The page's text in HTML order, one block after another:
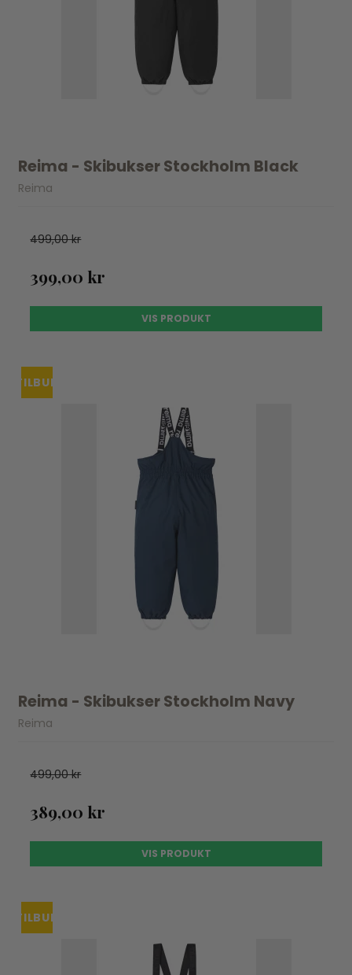
Reima - Skibukser Stockholm Black
Reima
499,00 kr
399,00 kr
VIS PRODUKT
TILBUD
Reima - Skibukser Stockholm Navy
Reima
499,00 kr
389,00 kr
VIS PRODUKT
TILBUD